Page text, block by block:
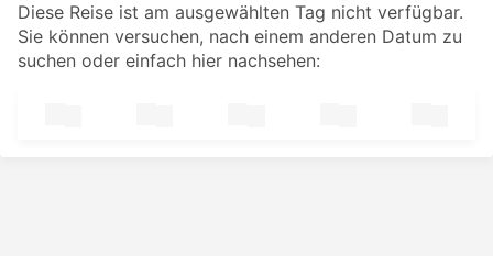
Diese Reise ist am ausgewählten Tag nicht verfügbar.
Sie können versuchen, nach einem anderen Datum zu
suchen oder einfach hier nachsehen: